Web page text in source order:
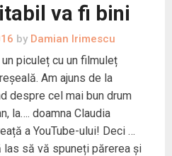
va fi bini
byDamian Irimescu
piculeț cu un filmuleț
Am ajuns de la
despre cel mai bun drum
la…. doamna Claudia
a YouTube-ului! Deci …
las să vă spuneți părerea și